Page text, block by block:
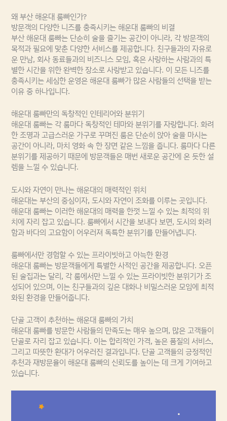
왜 부산 해운대 룸빠인가?
방문객의 다양한 니즈를 충족시키는 해운대 룸빠의 비결
부산 해운대 룸빠는 단순히 술을 즐기는 공간이 아니라, 각 방문객의
목적과 필요에 맞춘 다양한 서비스를 제공합니다. 친구들과의 자유로
운 만남, 회사 동료들과의 비즈니스 모임, 혹은 사랑하는 사람과의 특
별한 시간을 위한 완벽한 장소로 사랑받고 있습니다. 이 모든 니즈를
충족시키는 세심한 운영은 해운대 룸빠가 많은 사람들의 선택을 받는
이유 중 하나입니다.
해운대 룸빠만의 독창적인 인테리어와 분위기
해운대 룸빠는 각 룸마다 독창적인 테마와 분위기를 자랑합니다. 화려
한 조명과 고급스러운 가구로 꾸며진 룸은 단순히 앉아 술을 마시는
공간이 아니라, 마치 영화 속 한 장면 같은 느낌을 줍니다. 룸마다 다른
분위기를 제공하기 때문에 방문객들은 매번 새로운 공간에 온 듯한 설
렘을 느낄 수 있습니다.
도시와 자연이 만나는 해운대의 매력적인 위치
해운대는 부산의 중심이자, 도시와 자연이 조화를 이루는 곳입니다.
해운대 룸빠는 이러한 해운대의 매력을 한껏 느낄 수 있는 최적의 위
치에 자리 잡고 있습니다. 룸빠에서 시간을 보내다 보면, 도시의 화려
함과 바다의 고요함이 어우러져 독특한 분위기를 만들어냅니다.
룸빠에서만 경험할 수 있는 프라이빗하고 아늑한 환경
해운대 룸빠는 방문객들에게 특별한 사적인 공간을 제공합니다. 오픈
된 술집과는 달리, 각 룸에서만 느낄 수 있는 프라이빗한 분위기가 조
성되어 있으며, 이는 친구들과의 깊은 대화나 비밀스러운 모임에 최적
화된 환경을 만들어줍니다.
단골 고객이 추천하는 해운대 룸빠의 가치
해운대 룸빠를 방문한 사람들의 만족도는 매우 높으며, 많은 고객들이
단골로 자리 잡고 있습니다. 이는 합리적인 가격, 높은 품질의 서비스,
그리고 따뜻한 환대가 어우러진 결과입니다. 단골 고객들의 긍정적인
추천과 재방문율이 해운대 룸빠의 신뢰도를 높이는 데 크게 기여하고
있습니다.